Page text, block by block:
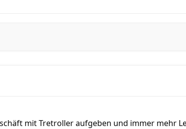
mit Tretroller aufgeben und immer mehr